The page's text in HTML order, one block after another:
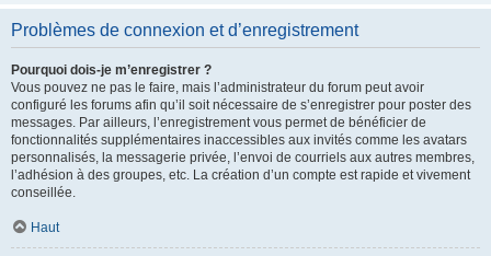
Problèmes de connexion et d’enregistrement
Pourquoi dois-je m’enregistrer ?
Vous pouvez ne pas le faire, mais l’administrateur du forum peut avoir
configuré les forums afin qu’il soit nécessaire de s’enregistrer pour poster des
messages. Par ailleurs, l’enregistrement vous permet de bénéficier de
fonctionnalités supplémentaires inaccessibles aux invités comme les avatars
personnalisés, la messagerie privée, l’envoi de courriels aux autres membres,
l’adhésion à des groupes, etc. La création d’un compte est rapide et vivement
conseillée.
Haut